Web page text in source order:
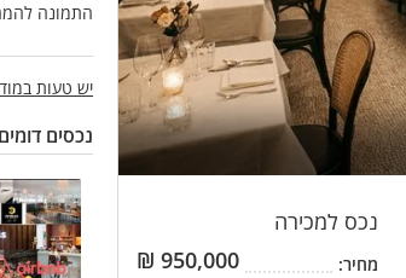
נכס למכירה
מחיר: 950,000
₪
התמונה
יש טעות
נכסים דומים